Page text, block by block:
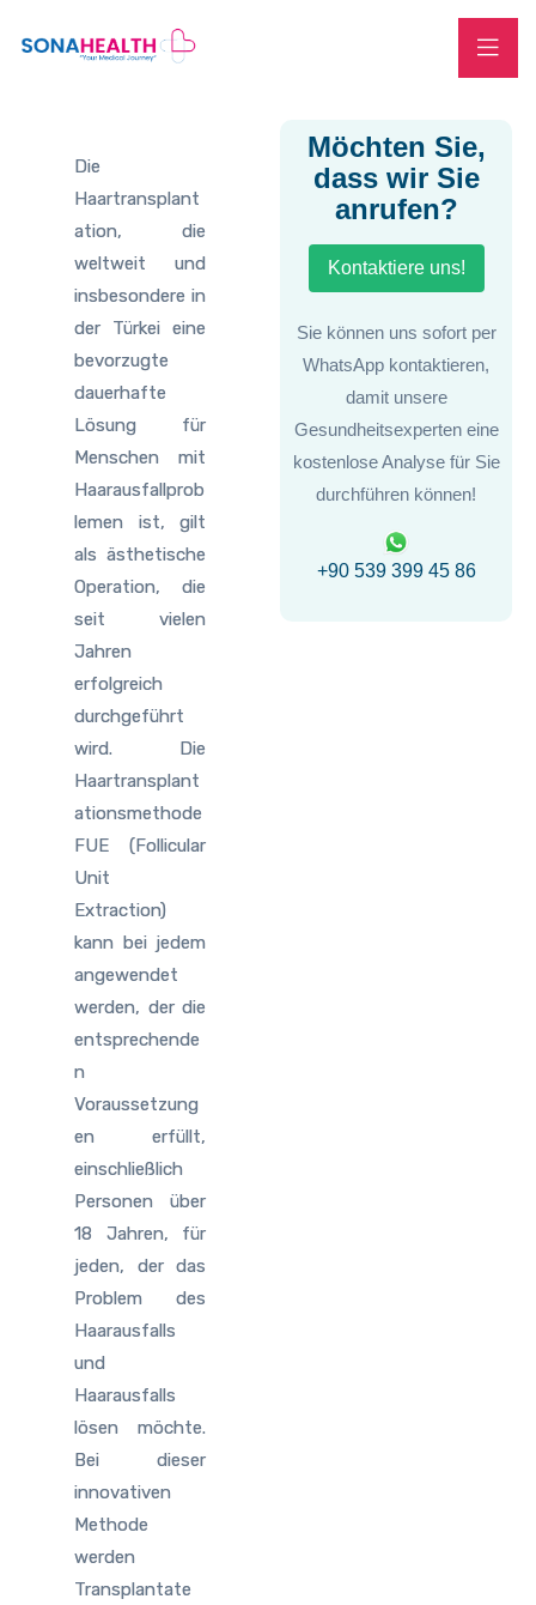
Die
Haartransplant
ation, die
weltweit und
insbesondere in
der Türkei eine
bevorzugte
dauerhafte
Lösung für
Menschen mit
Haarausfallprob
lemen ist, gilt
als ästhetische
Operation, die
seit vielen
Jahren
erfolgreich
durchgeführt
wird. Die
Haartransplant
ationsmethode
FUE (Follicular
Unit
Extraction)
kann bei jedem
angewendet
werden, der die
entsprechende
n
Voraussetzung
en erfüllt,
einschließlich
Personen über
18 Jahren, für
jeden, der das
Problem des
Haarausfalls
und
Haarausfalls
lösen möchte.
Bei dieser
innovativen
Methode
werden
Transplantate
Möchten Sie,
dass wir Sie
anrufen?
Kontaktiere uns!
Sie können uns sofort per
WhatsApp kontaktieren,
damit unsere
Gesundheitsexperten eine
kostenlose Analyse für Sie
durchführen können!
+90 539 399 45 86